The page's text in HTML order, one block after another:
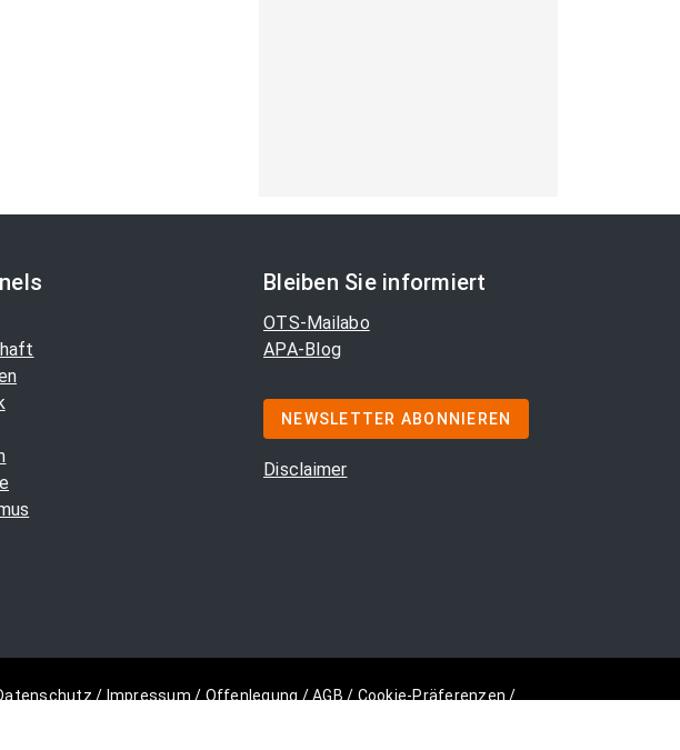
Bleiben Sie informiert
OTS-Mailabo
APA-Blog
NEWSLETTER ABONNIEREN
Disclaimer
/Impressum/Offenlegung/AGB/Cookie-Präferenzen/